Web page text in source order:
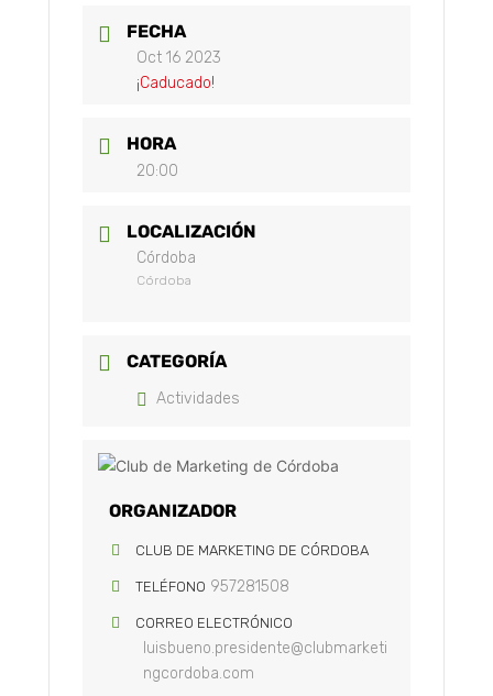
FECHA
Oct 16 2023
¡Caducado!
HORA
20:00
LOCALIZACIÓN
Córdoba
Córdoba
CATEGORÍA
Actividades
ORGANIZADOR
CLUB DE MARKETING DE CÓRDOBA
TELÉFONO 957281508
CORREO ELECTRÓNICO
luisbueno.presidente@clubmarketi
ngcordoba.com